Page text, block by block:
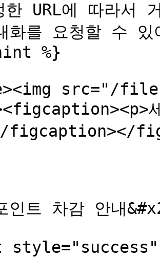
URL에 따라서
화를 요청할 수
%}
src="/files/
세
figcaption></
트 차감 안내
style="success"